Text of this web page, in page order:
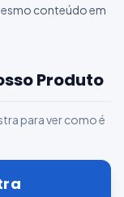
conteúdo em
Produto
para ver como é